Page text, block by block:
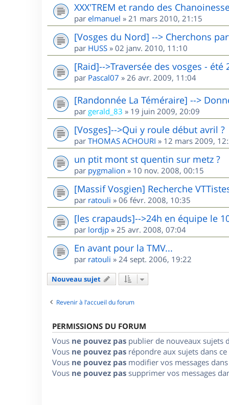
XXX'TREM et rando des
par elmanuel » 21 mars 2010, 21:15
[Vosges du Nord] --> Cherchons
par HUSS » 02 janv. 2010, 11:10
[Raid]-->Traversée des vosges - été
par Pascal07 » 26 avr. 2009, 11:04
[Randonnée La Téméraire] -->
par gerald_83 » 19 juin 2009, 20:09
[Vosges]-->Qui y roule début avril ?
par THOMAS ACHOURI » 12 mars 2009,
un ptit mont st quentin sur metz ?
par pygmalion » 10 nov. 2008, 00:15
[Massif Vosgien] Recherche
par ratouli » 06 févr. 2008, 10:35
[les crapauds]-->24h en équipe le
par lordjp » 25 avr. 2008, 07:04
En avant pour la TMV...
par ratouli » 24 sept. 2006, 19:22
Nouveau sujet
Revenir à l’accueil du forum
PERMISSIONS DU FORUM
Vous ne pouvez pas publier de nouveaux sujets
Vous ne pouvez pas répondre aux sujets dans
Vous ne pouvez pas modifier vos messages
Vous ne pouvez pas supprimer vos messages